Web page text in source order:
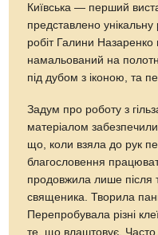
Київська — перший
представлено
робіт Галини
намальований на
під дубом з іконою, та
Задум про роботу з
матеріалом
що, коли взяла до рук
благословення
продовжила лише після
священика. Творила
Перепробувала різні
те, що влаштовує.